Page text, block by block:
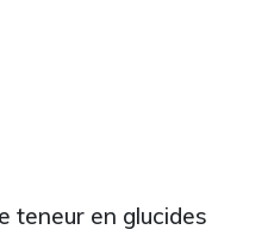
teneur en glucides